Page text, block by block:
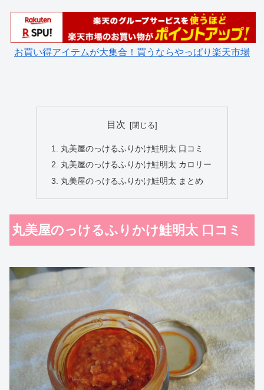
お買い得アイテムが大集合！買うならやっぱり楽天市場
目次
丸美屋のっけるふりかけ鮭明太 口コミ
丸美屋のっけるふりかけ鮭明太 カロリー
丸美屋のっけるふりかけ鮭明太 まとめ
丸美屋のっけるふりかけ鮭明太 口コミ